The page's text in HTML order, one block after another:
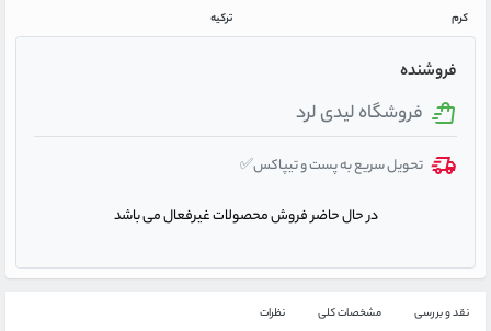
کرم
ترکیه
فروشنده
فروشگاه لیدی لرد
تحویل سریع به پست و تیپاکس✅
در حال حاضر فروش محصولات غیرفعال می باشد
نقد و بررسی مشخصات کلی نظرات